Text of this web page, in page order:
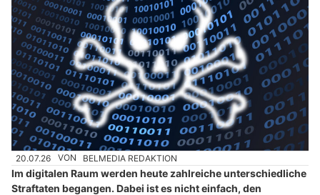
20.07.26 VON BELMEDIA REDAKTION
Im digitalen Raum werden heute zahlreiche unterschiedliche
Straftaten begangen. Dabei ist es nicht einfach, den